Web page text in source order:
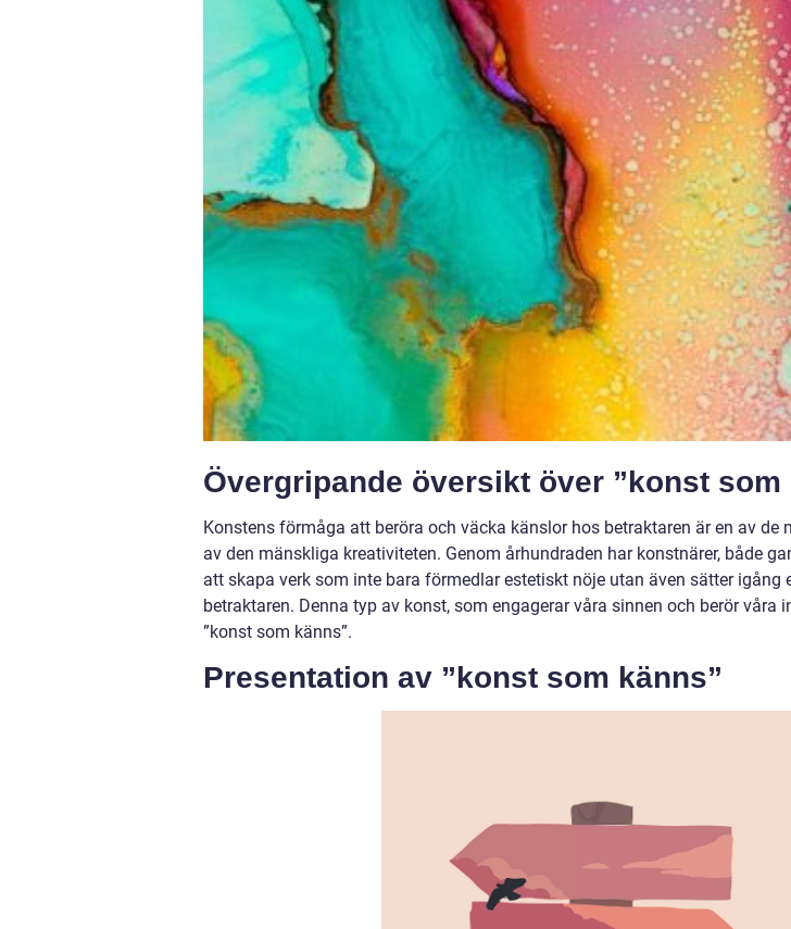
Övergripande översikt över ”konst som
Konstens förmåga att beröra och väcka känslor hos betraktaren är en av de
av den mänskliga kreativiteten. Genom århundraden har konstnärer, både
att skapa verk som inte bara förmedlar estetiskt nöje utan även sätter igång
betraktaren. Denna typ av konst, som engagerar våra sinnen och berör våra
”konst som känns”.
Presentation av ”konst som känns”